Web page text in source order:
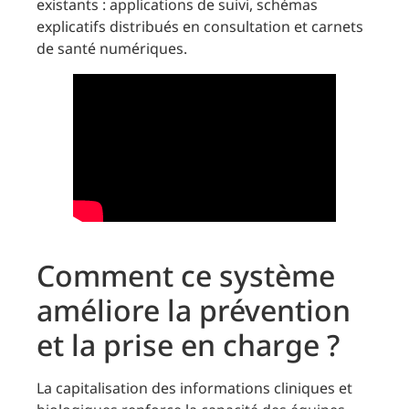
existants : applications de suivi, schémas
explicatifs distribués en consultation et carnets
de santé numériques.
Comment ce système
améliore la prévention
et la prise en charge ?
La capitalisation des informations cliniques et